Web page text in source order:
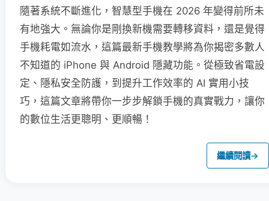
隨著系統不斷進化，智慧型手機在 2026 年變得前所未
有地強大。無論你是剛換新機需要轉移資料，還是覺得
手機耗電如流水，這篇最新手機教學將為你揭密多數人
不知道的 iPhone 與 Android 隱藏功能。從極致省電設
定、隱私安全防護，到提升工作效率的 AI 實用小技
巧，這篇文章將帶你一步步解鎖手機的真實戰力，讓你
的數位生活更聰明、更順暢！
繼續閱讀→